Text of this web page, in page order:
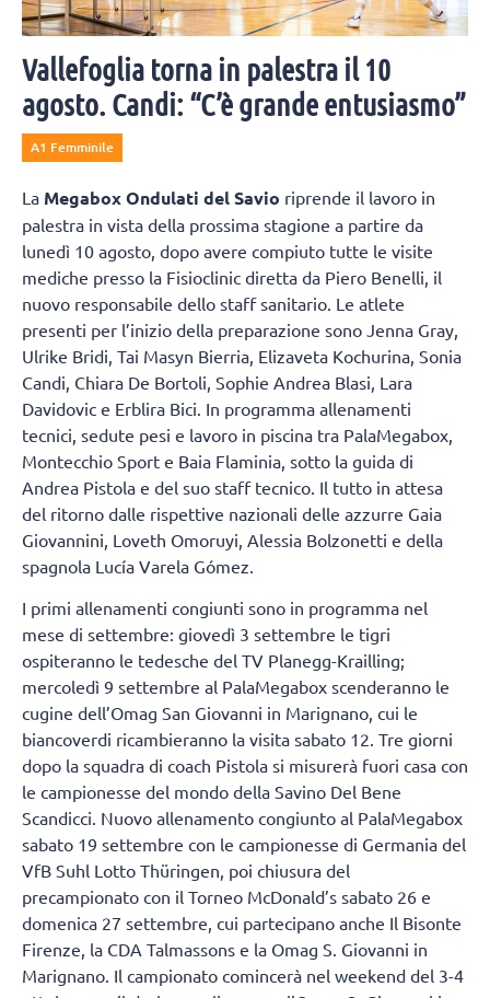
Vallefoglia torna in palestra il 10
agosto. Candi: “C’è grande entusiasmo”
A1 Femminile
La Megabox Ondulati del Savio riprende il lavoro in
palestra in vista della prossima stagione a partire da
lunedì 10 agosto, dopo avere compiuto tutte le visite
mediche presso la Fisioclinic diretta da Piero Benelli, il
nuovo responsabile dello staff sanitario. Le atlete
presenti per l’inizio della preparazione sono Jenna Gray,
Ulrike Bridi, Tai Masyn Bierria, Elizaveta Kochurina, Sonia
Candi, Chiara De Bortoli, Sophie Andrea Blasi, Lara
Davidovic e Erblira Bici. In programma allenamenti
tecnici, sedute pesi e lavoro in piscina tra PalaMegabox,
Montecchio Sport e Baia Flaminia, sotto la guida di
Andrea Pistola e del suo staff tecnico. Il tutto in attesa
del ritorno dalle rispettive nazionali delle azzurre Gaia
Giovannini, Loveth Omoruyi, Alessia Bolzonetti e della
spagnola Lucía Varela Gómez.
I primi allenamenti congiunti sono in programma nel
mese di settembre: giovedì 3 settembre le tigri
ospiteranno le tedesche del TV Planegg-Krailling;
mercoledì 9 settembre al PalaMegabox scenderanno le
cugine dell’Omag San Giovanni in Marignano, cui le
biancoverdi ricambieranno la visita sabato 12. Tre giorni
dopo la squadra di coach Pistola si misurerà fuori casa con
le campionesse del mondo della Savino Del Bene
Scandicci. Nuovo allenamento congiunto al PalaMegabox
sabato 19 settembre con le campionesse di Germania del
VfB Suhl Lotto Thüringen, poi chiusura del
precampionato con il Torneo McDonald’s sabato 26 e
domenica 27 settembre, cui partecipano anche Il Bisonte
Firenze, la CDA Talmassons e la Omag S. Giovanni in
Marignano. Il campionato comincerà nel weekend del 3-4